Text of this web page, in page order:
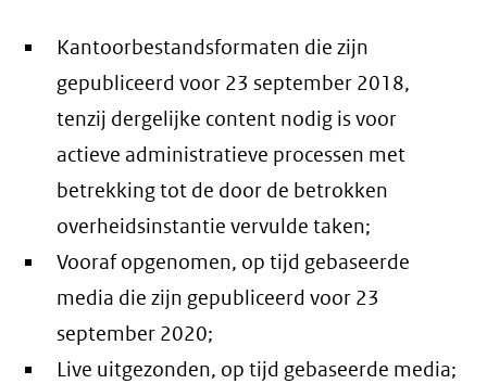
Kantoorbestandsformaten die zijn
gepubliceerd voor 23 september 2018,
tenzij dergelijke content nodig is voor
actieve administratieve processen met
betrekking tot de door de betrokken
overheidsinstantie vervulde taken;
Vooraf opgenomen, op tijd gebaseerde
media die zijn gepubliceerd voor 23
september 2020;
Live uitgezonden, op tijd gebaseerde media;